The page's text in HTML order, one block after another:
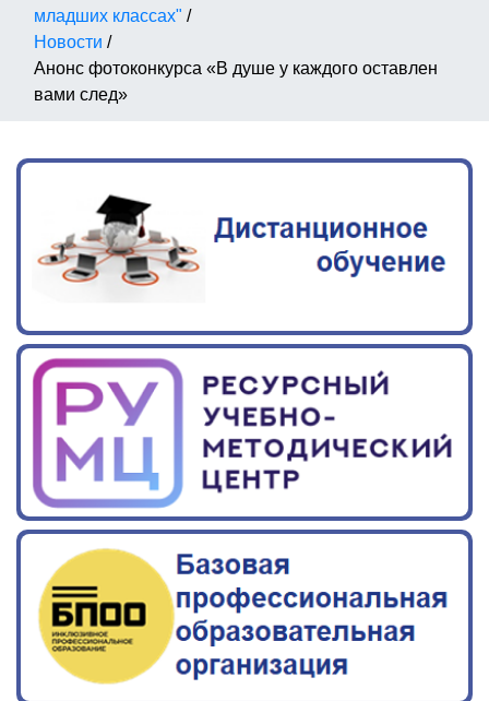
младших классах" /
Новости /
Анонс фотоконкурса «В душе у каждого оставлен
вами след»